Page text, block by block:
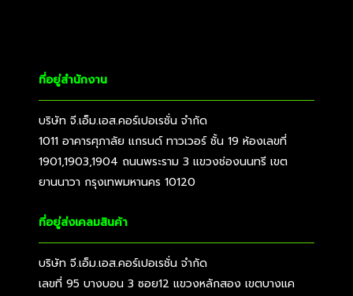
ที่อยู่สำนักงาน
บริษัท จี.เอ็ม.เอส.คอร์เปอเรชั่น จำกัด
1011 อาคารศุภาลัย แกรนด์ ทาวเวอร์ ชั้น 19 ห้องเลขที่
1901,1903,1904 ถนนพระราม 3 แขวงช่องนนทรี เขต
ยานนาวา กรุงเทพมหานคร 10120
ที่อยู่ส่งเคลมสินค้า
บริษัท จี.เอ็ม.เอส.คอร์เปอเรชั่น จำกัด
เลขที่ 95 บางบอน 3 ซอย12 แขวงหลักสอง เขตบางแค